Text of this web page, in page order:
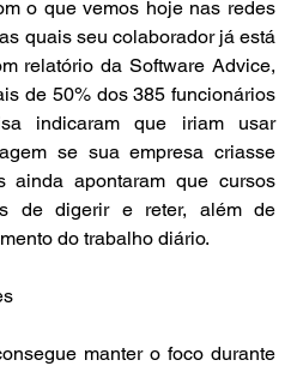
o que vemos hoje nas redes
quais seu colaborador já está
relatório da Software Advice,
de 50% dos 385 funcionários
indicaram que iriam usar
se sua empresa criasse
ainda apontaram que cursos
de digerir e reter, além de
do trabalho diário.
manter o foco durante